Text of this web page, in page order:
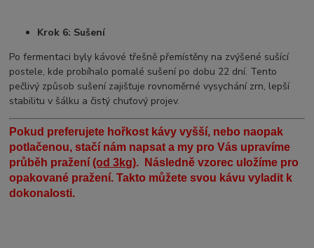
Krok 6: Sušení
Po fermentaci byly kávové třešně přemístěny na zvýšené sušící
postele, kde probíhalo pomalé sušení po dobu 22 dní. Tento
pečlivý způsob sušení zajišťuje rovnoměrné vysychání zrn, lepší
stabilitu v šálku a čistý chuťový projev.
Pokud preferujete hořkost kávy vyšší, nebo naopak
potlačenou, stačí nám napsat a my pro Vás upravíme
průběh pražení(od 3kg). Následně vzorec uložíme pro
opakované pražení. Takto můžete svou kávu vyladit k
dokonalosti.